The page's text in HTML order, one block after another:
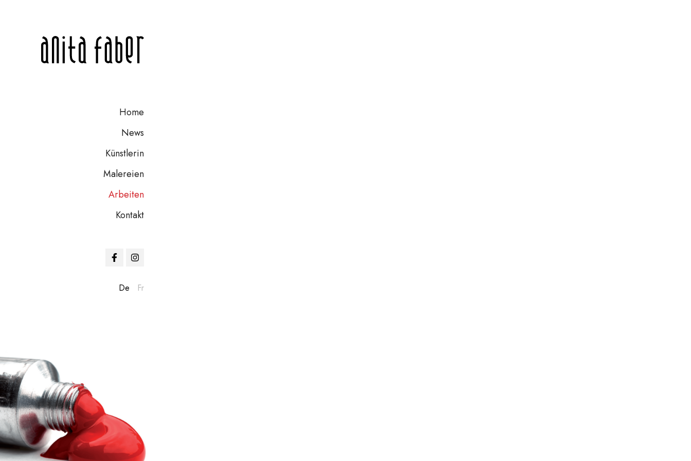
Home
News
Künstlerin
Malereien
Arbeiten
Kontakt
De Fr